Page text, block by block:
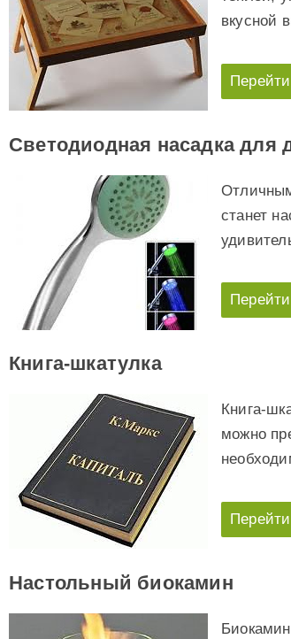
вкусной
Светодиодная насадка для
станет
Книга-шкатулка
Книга-
можно
Настольный биокамин